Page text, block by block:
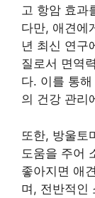
고 항암 효과
다만, 애견에
년 최신 연구
질로서 면역
다. 이를 통
의 건강 관리
또한, 방울토
도움을 주어
좋아지면 애
며, 전반적인